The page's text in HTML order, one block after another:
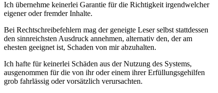
Ich übernehme keinerlei Garantie für die Richtigkeit irgendwelcher
eigener oder fremder Inhalte.
Bei Rechtschreibefehlern mag der geneigte Leser selbst stattdessen
den sinnreichsten Ausdruck annehmen, alternativ den, der am
ehesten geeignet ist, Schaden von mir abzuhalten.
Ich hafte für keinerlei Schäden aus der Nutzung des Systems,
ausgenommen für die von ihr oder einem ihrer Erfüllungsgehilfen
grob fahrlässig oder vorsätzlich verursachten.